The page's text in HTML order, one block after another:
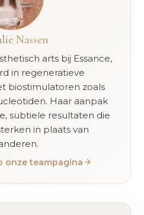
Nassen
arts bij Essance,
in regeneratieve
biostimulatoren zoals
Haar aanpak
subtiele resultaten die
in plaats van
onze teampagina